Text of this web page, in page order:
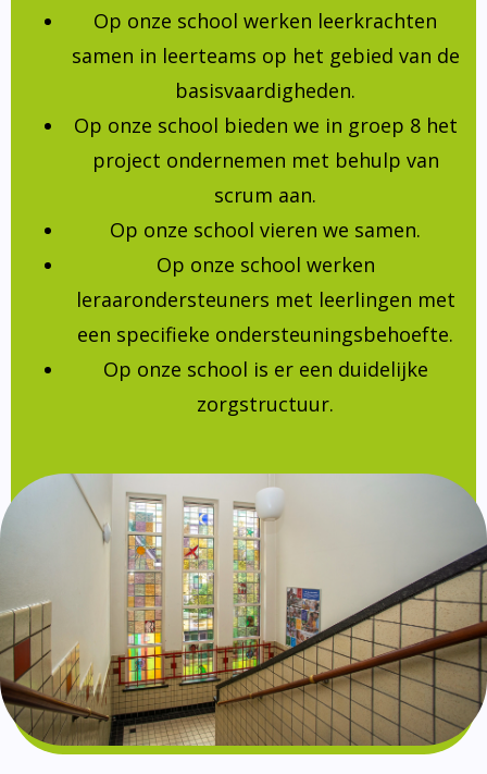
Op onze school werken leerkrachten
samen in leerteams op het gebied van de
basisvaardigheden.
Op onze school bieden we in groep 8 het
project ondernemen met behulp van
scrum aan.
Op onze school vieren we samen.
Op onze school werken
leraarondersteuners met leerlingen met
een specifieke ondersteuningsbehoefte.
Op onze school is er een duidelijke
zorgstructuur.